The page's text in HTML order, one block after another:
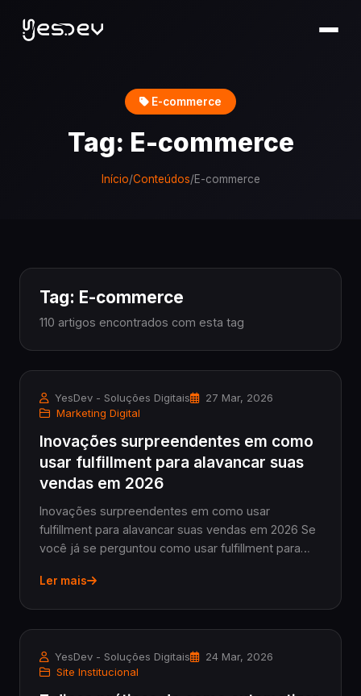
E-commerce
Tag: E-commerce
Início/Conteúdos/E-commerce
Tag: E-commerce
110 artigos encontrados com esta tag
YesDev - Soluções Digitais
27 Mar, 2026
Marketing Digital
Inovações surpreendentes em como
usar fulfillment para alavancar suas
vendas em 2026
Inovações surpreendentes em como usar
fulfillment para alavancar suas vendas em 2026 Se
você já se perguntou como usar fulfillment para
As tendências mudam rápido, e entender as
Ler mais
YesDev - Soluções Digitais
24 Mar, 2026
Site Institucional